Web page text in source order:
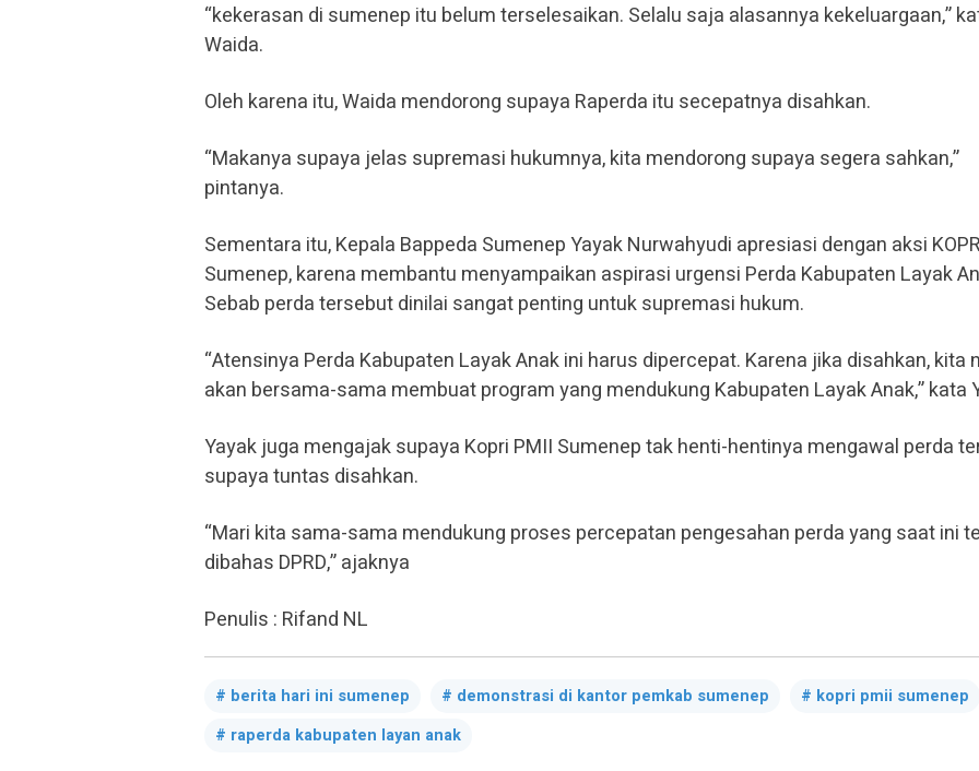
“kekerasan di sumenep itu belum terselesaikan. Selalu saja alasannya kekeluargaan,”
Waida.
Oleh karena itu, Waida mendorong supaya Raperda itu secepatnya disahkan.
“Makanya supaya jelas supremasi hukumnya, kita mendorong supaya segera sahkan,”
pintanya.
Sementara itu, Kepala Bappeda Sumenep Yayak Nurwahyudi apresiasi dengan aksi
Sumenep, karena membantu menyampaikan aspirasi urgensi Perda Kabupaten Layak
Sebab perda tersebut dinilai sangat penting untuk supremasi hukum.
“Atensinya Perda Kabupaten Layak Anak ini harus dipercepat. Karena jika disahkan, kita
akan bersama-sama membuat program yang mendukung Kabupaten Layak Anak,” kata
Yayak juga mengajak supaya Kopri PMII Sumenep tak henti-hentinya mengawal perda
supaya tuntas disahkan.
“Mari kita sama-sama mendukung proses percepatan pengesahan perda yang saat ini
dibahas DPRD,” ajaknya
Penulis : Rifand NL
berita hari ini sumenep demonstrasi di kantor pemkab sumenep
kopri pmii sumenep
raperda kabupaten layan anak